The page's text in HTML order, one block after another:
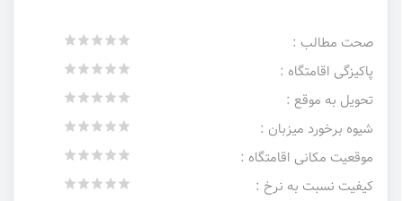
صحت مطالب :
پاکیزگی اقامتگاه :
تحویل به موقع :
شیوه برخورد میزبان :
موقعیت مکانی اقامتگاه :
کیفیت نسبت به نرخ :